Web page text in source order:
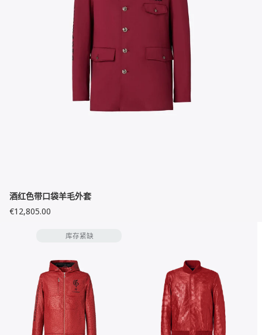
酒红色带口袋羊毛外套
€12,805.00
库存紧缺